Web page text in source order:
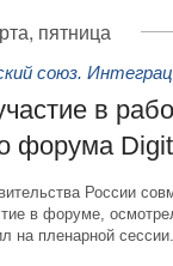
пятница
союз.
в
форума
России
в форуме,
на пленарной сессии.